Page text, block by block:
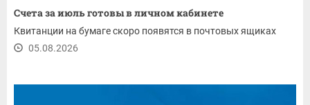
Счета за июль готовы в личном кабинете
Квитанции на бумаге скоро появятся в почтовых ящиках
05.08.2026